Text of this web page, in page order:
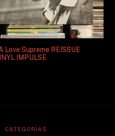
Love Supreme REISSUE
IMPULSE
CATEGORÍAS